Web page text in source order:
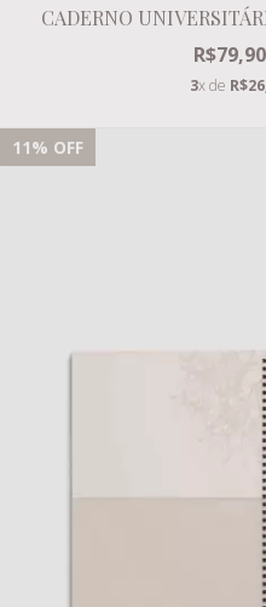
CADERNO
3x de
11% OFF